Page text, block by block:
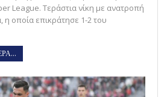
League. Τεράστια νίκη με ανατροπή
η οποία επικράτησε 1-2 του